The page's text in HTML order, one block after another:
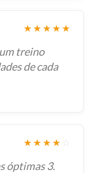
★★★★★
treino
de cada
★★★★
óptimas 3.